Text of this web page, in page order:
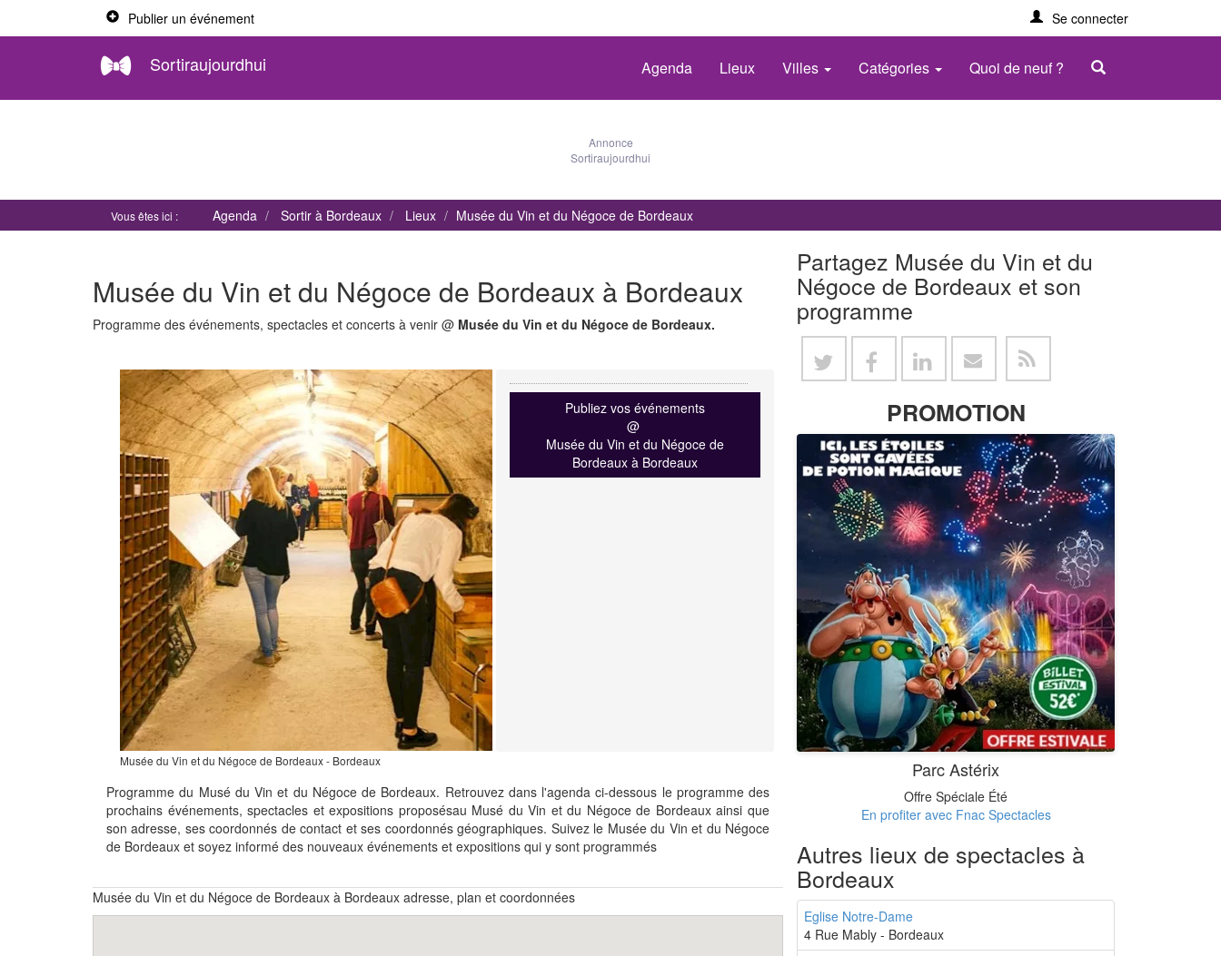
Publier un événement Se connecter
Sortiraujourdhui Agenda Lieux Villes Catégories Quoi de neuf ?
Annonce
Sortiraujourdhui
Vous êtes ici : Agenda Sortir à Bordeaux Lieux Musée du Vin et du Négoce de Bordeaux
Musée du Vin et du Négoce de Bordeaux à Bordeaux
Programme des événements, spectacles et concerts à venir @ Musée du Vin et du Négoce de Bordeaux.
Musée du Vin et du Négoce de Bordeaux - Bordeaux
Publiez vos événements
@
Musée du Vin et du Négoce de
Bordeaux à Bordeaux
Programme du Musé du Vin et du Négoce de Bordeaux. Retrouvez dans l'agenda ci-dessous le programme des
prochains événements, spectacles et expositions proposésau Musé du Vin et du Négoce de Bordeaux ainsi que
son adresse, ses coordonnés de contact et ses coordonnés géographiques. Suivez le Musée du Vin et du Négoce
de Bordeaux et soyez informé des nouveaux événements et expositions qui y sont programmés
Musée du Vin et du Négoce de Bordeaux à Bordeaux adresse, plan et coordonnées
Partagez Musée du Vin et du
Négoce de Bordeaux et son
programme
PROMOTION
Parc Astérix
Offre Spéciale Été
En profiter avec Fnac Spectacles
Autres lieux de spectacles à
Bordeaux
Eglise Notre-Dame
4 Rue Mably - Bordeaux